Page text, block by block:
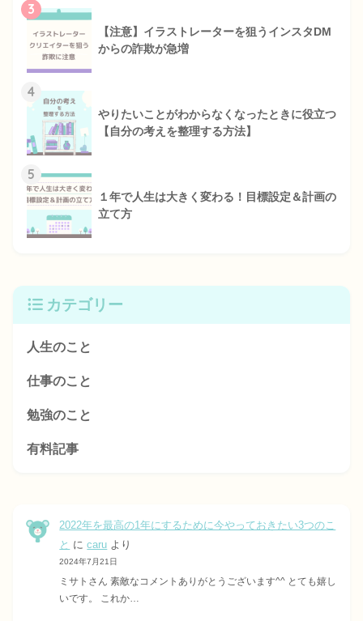
3
【注意】イラストレーターを狙うインスタDM
からの詐欺が急増
4
やりたいことがわからなくなったときに役立つ
【自分の考えを整理する方法】
5
１年で人生は大きく変わる！目標設定＆計画の
立て方
カテゴリー
人生のこと
仕事のこと
勉強のこと
有料記事
2022年を最高の1年にするために今やっておきたい3つのこ
と にcaru より
2024年7月21日
ミサトさん 素敵なコメントありがとうございます^^ とても嬉し
いです。 これか…